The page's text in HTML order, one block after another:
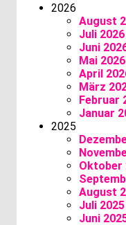
2026
August
Juli 2026
Juni
Mai 2026
April
März
Februar
Januar
2025
Oktober
August
Juli 2025
Juni